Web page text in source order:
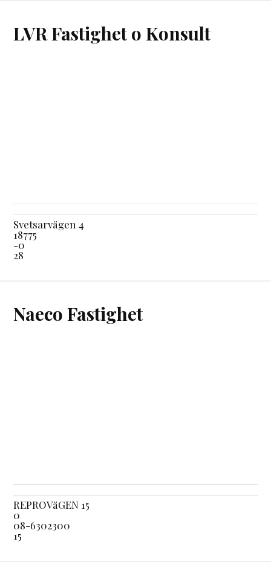
LVR Fastighet o Konsult
Svetsarvägen 4
18775
-0
28
Naeco Fastighet
REPROVäGEN 15
0
08-6302300
15